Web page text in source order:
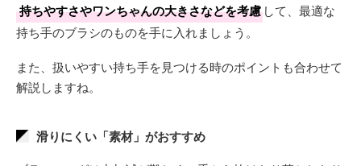
持ちやすさやワンちゃんの大きさなどを考慮 して、最適な
持ち手のブラシのものを手に入れましょう。
また、扱いやすい持ち手を見つける時のポイントも合わせて
解説しますね。
滑りにくい「素材」がおすすめ